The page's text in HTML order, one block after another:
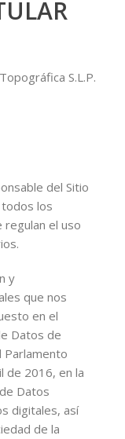
S.L.P.
del Sitio
los
el uso
y
que nos
en el
Datos de
Parlamento
de 2016, en la
Datos
digitales, así
de la